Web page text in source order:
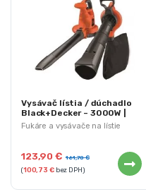
Fukáre a vysávače na lístie
Vysávač lístia / dúchadlo
Black+Decker – 3000W |
50L
123,90€ 161,70€
(100,73 €bez DPH)